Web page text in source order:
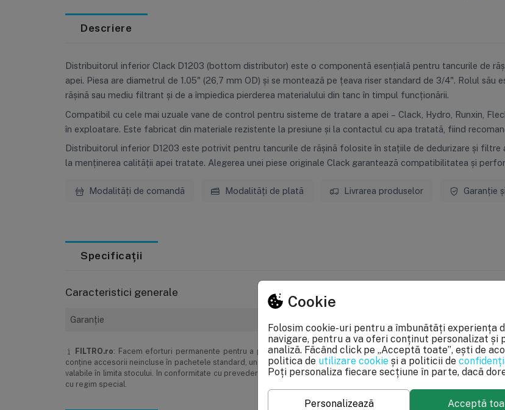
Descriere
Distribuitorul inferior Clack D1203 (bottom distributor) este o componentă esențială pentru tancurile de
apei. Piesa are diametrul de 1.05" (26,7 mm OD) și se montează pe țeava riser standard de 3/4". Rolul
rășină sau mediu filtrant și de a împiedica pierderea materialului din tanc în timpul funcționării.
Compatibil cu cele mai uzuale vane de control pentru sisteme de tratare a apei – Clack, Hydro, Runxin,
în exploatare. Este fabricat din materiale rezistente la presiune și la contactul cu apa tratată, fiind
Distribuitorul inferior D1203 este potrivit pentru tancurile de rășină folosite în stațiile de dedurizare și
la menținerea calității apei tratate. Alegerea unei piese originale Clack garantează compatibilitatea și
Modalități de comandă Modalități de plată Livrarea produselor Garanție
Specificații
Caracteristici generale
Garanţie
FILTRO.ro: Facem eforturi permanente pentru a păstra acurateţea informaţiilor din acestă pagină. Rareori
conţine accesorii neincluse în pachetele standard, unele specificaţii pot fi modificate de catre producător fără preaviz
valabile în limita stocului. In conformitate cu prevederile OUG 140/2021, produsele beneficiaza de garantie legala de
cu regim special.
Cookie
Folosim cookie-uri pentru a îmbunătăți experiența
navigare, pentru a va oferi conținut personalizat și
analiză. Făcând click pe „Acceptă toate”, ești de
politica de utilizare cookie și a politicii de
Poți personaliza fiecare secțiune în parte, dacă
Personalizează Acceptă